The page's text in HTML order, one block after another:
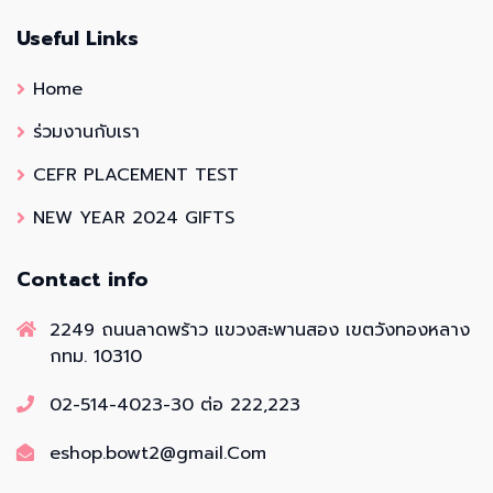
Useful Links
Home
ร่วมงานกับเรา
CEFR PLACEMENT TEST
NEW YEAR 2024 GIFTS
Contact info
2249 ถนนลาดพร้าว แขวงสะพานสอง เขตวังทองหลาง
กทม. 10310
02-514-4023-30 ต่อ 222,223
eshop.bowt2@gmail.Com